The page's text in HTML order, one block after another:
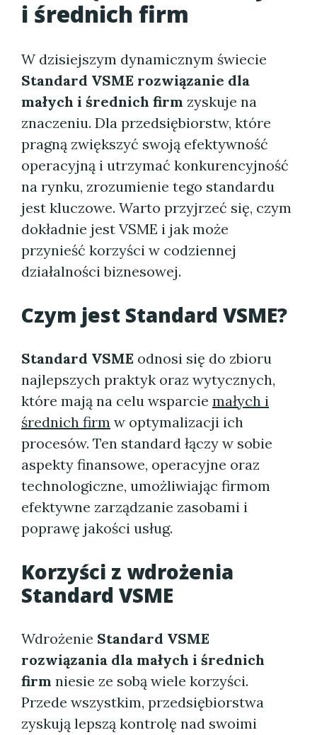
i średnich firm
W dzisiejszym dynamicznym świecie
Standard VSME rozwiązanie dla
małych i średnich firm zyskuje na
znaczeniu. Dla przedsiębiorstw, które
pragną zwiększyć swoją efektywność
operacyjną i utrzymać konkurencyjność
na rynku, zrozumienie tego standardu
jest kluczowe. Warto przyjrzeć się, czym
dokładnie jest VSME i jak może
przynieść korzyści w codziennej
działalności biznesowej.
Czym jest Standard VSME?
Standard VSME odnosi się do zbioru
najlepszych praktyk oraz wytycznych,
które mają na celu wsparcie małych i
średnich firm w optymalizacji ich
procesów. Ten standard łączy w sobie
aspekty finansowe, operacyjne oraz
technologiczne, umożliwiając firmom
efektywne zarządzanie zasobami i
poprawę jakości usług.
Korzyści z wdrożenia
Standard VSME
Wdrożenie Standard VSME
rozwiązania dla małych i średnich
firm niesie ze sobą wiele korzyści.
Przede wszystkim, przedsiębiorstwa
zyskują lepszą kontrolę nad swoimi